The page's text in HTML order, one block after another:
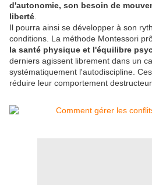
d'autonomie, son besoin de
liberté
Il pourra ainsi se développer à son
conditions. La méthode Montessori
la santé physique et l'équilibre
derniers agissent librement dans un
systématiquement l'autodiscipline.
réduire leur comportement